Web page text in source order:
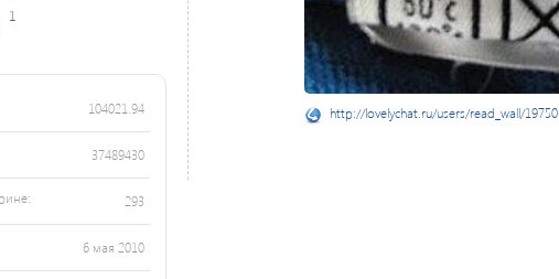
1
104021.94
37489430
293
6 мая 2010
http://lovelychat.ru/users/read_wall/19750